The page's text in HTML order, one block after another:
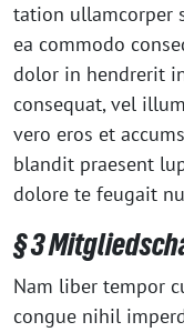
tation ullamcorper
ea commodo
dolor in hendrerit
consequat, vel
vero eros et
blandit praesent
dolore te feugait
§ 3
Nam liber tempor
congue nihil